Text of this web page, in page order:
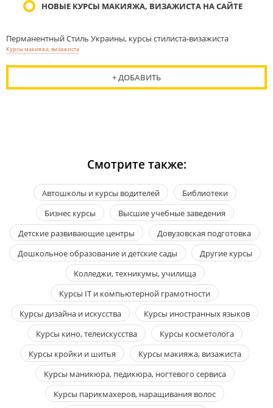
НОВЫЕ КУРСЫ МАКИЯЖА, ВИЗАЖИСТА НА САЙТЕ
Перманентный Стиль Украины, курсы стилиста-визажиста
Курсы макияжа, визажиста
+ ДОБАВИТЬ
Смотрите также:
Автошколы и курсы водителей
Библиотеки
Бизнес курсы
Высшие учебные заведения
Детские развивающие центры
Довузовская подготовка
Дошкольное образование и детские сады
Другие курсы
Колледжи, техникумы, училища
Курсы IT и компьютерной грамотности
Курсы дизайна и искусства
Курсы иностранных языков
Курсы кино, телеискусства
Курсы косметолога
Курсы кройки и шитья
Курсы макияжа, визажиста
Курсы маникюра, педикюра, ногтевого сервиса
Курсы парикмахеров, наращивания волос